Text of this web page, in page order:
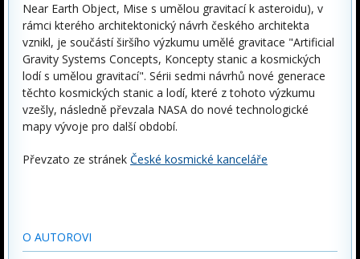
Near Earth Object, Mise s umělou gravitací k asteroidu), v
rámci kterého architektonický návrh českého architekta
vznikl, je součástí širšího výzkumu umělé gravitace "Artificial
Gravity Systems Concepts, Koncepty stanic a kosmických
lodí s umělou gravitací". Sérii sedmi návrhů nové generace
těchto kosmických stanic a lodí, které z tohoto výzkumu
vzešly, následně převzala NASA do nové technologické
mapy vývoje pro další období.
Převzato ze stránek České kosmické kanceláře
O AUTOROVI